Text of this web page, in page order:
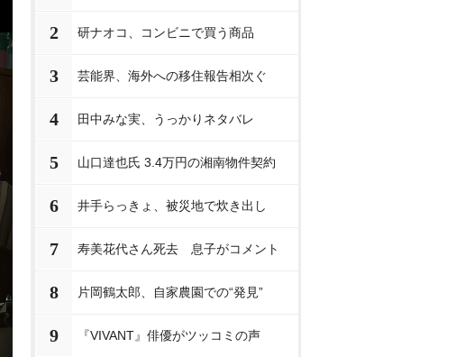
2 研ナオコ、コンビニで買う商品
3 芸能界、海外への移住報告相次ぐ
4 田中みな実、うっかりネタバレ
5 山口達也氏 3.4万円の湘南物件契約
6 井手らっきょ、被災地で炊き出し
7 寿美花代さん死去 息子がコメント
8 片岡鶴太郎、自家農園での“発見”
9 『VIVANT』俳優がツッコミの声